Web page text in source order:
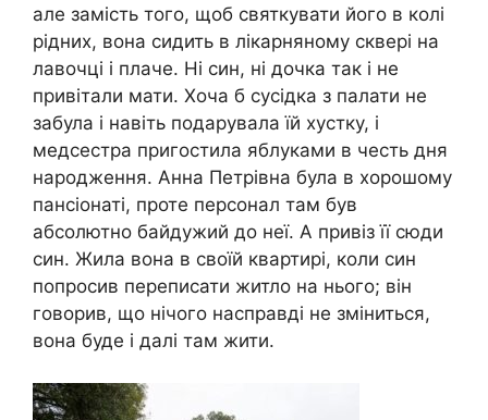
але замість того, щоб святкувати його в колі
рідних, вона сидить в лікарняному сквері на
лавочці і плаче. Ні син, ні дочка так і не
привітали мати. Хоча б сусідка з палати не
забула і навіть подарувала їй хустку, і
медсестра пригостила яблуками в честь дня
народження. Анна Петрівна була в хорошому
пансіонаті, проте персонал там був
абсолютно байдужий до неї. А привіз її сюди
син. Жила вона в своїй квартирі, коли син
попросив переписати житло на нього; він
говорив, що нічого насправді не зміниться,
вона буде і далі там жити.